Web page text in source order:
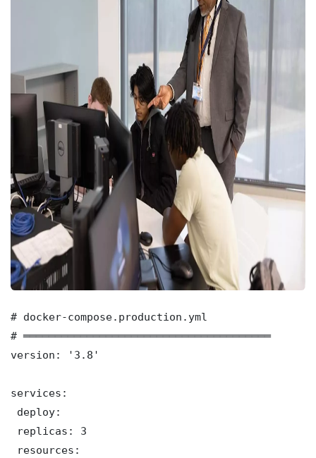
# docker-compose.production.yml
# ═══════════════════════════════════════
version: '3.8'
services:
deploy:
replicas: 3
resources: